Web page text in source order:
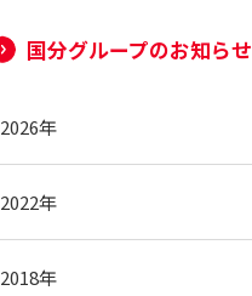
国分グループのお知らせ
2026年
2022年
2018年